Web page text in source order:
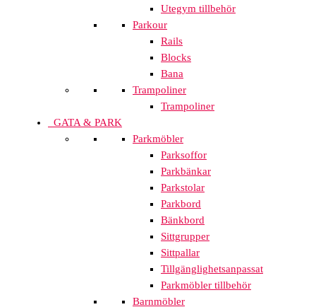
Utegym tillbehör
Parkour
Rails
Blocks
Bana
Trampoliner
Trampoliner
GATA & PARK
Parkmöbler
Parksoffor
Parkbänkar
Parkstolar
Parkbord
Bänkbord
Sittgrupper
Sittpallar
Tillgänglighetsanpassat
Parkmöbler tillbehör
Barnmöbler